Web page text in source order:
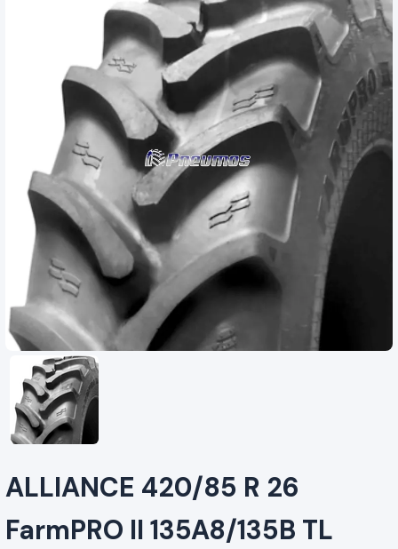
ALLIANCE 420/85 R 26
FarmPRO II 135A8/135B TL